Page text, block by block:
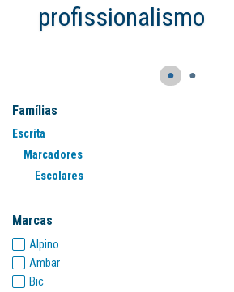
profissionalismo
● ●
Famílias
Escrita
Marcadores
Escolares
Marcas
Alpino
Ambar
Bic